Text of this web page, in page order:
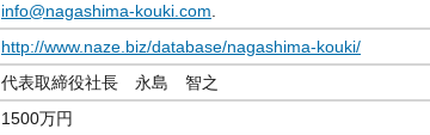
info@nagashima-kouki.com
http://www.naze.biz/database/nagashima-kouki/
代表取締役社長 永島 智之
1500万円